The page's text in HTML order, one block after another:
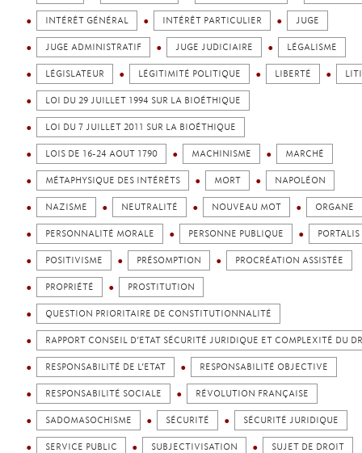
INTÉRÊT GÉNÉRAL INTÉRÊT PARTICULIER JUGE
JUGE ADMINISTRATIF JUGE JUDICIAIRE LÉGALISME
LÉGISLATEUR LÉGITIMITÉ POLITIQUE LIBERTÉ
LOI DU 29 JUILLET 1994 SUR LA BIOÉTHIQUE
LOI DU 7 JUILLET 2011 SUR LA BIOÉTHIQUE
LOIS DE 16-24 AOUT 1790 MACHINISME MARCHÉ
MÉTAPHYSIQUE DES INTÉRÊTS MORT NAPOLÉON
NAZISME NEUTRALITÉ NOUVEAU MOT ORGANE
PERSONNALITÉ MORALE PERSONNE PUBLIQUE PORTALIS
POSITIVISME PRÉSOMPTION PROCRÉATION ASSISTÉE
PROPRIÉTÉ PROSTITUTION
QUESTION PRIORITAIRE DE CONSTITUTIONNALITÉ
RAPPORT CONSEIL D’ETAT SÉCURITÉ JURIDIQUE ET COMPLEXITÉ DU
RESPONSABILITÉ DE L’ETAT RESPONSABILITÉ OBJECTIVE
RESPONSABILITÉ SOCIALE RÉVOLUTION FRANÇAISE
SADOMASOCHISME SÉCURITÉ SÉCURITÉ JURIDIQUE
SERVICE PUBLIC SUBJECTIVISATION SUJET DE DROIT